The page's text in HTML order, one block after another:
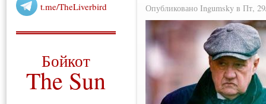
t.me/TheLiverbird
Бойкот
The Sun
Опубликовано Ingumsky в Пт,